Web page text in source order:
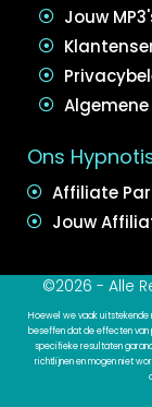
Jouw
Ons
Affiliate
Jouw
©2026 - Alle
Hoewel we vaak uitstekende
beseffen dat de effecten van
specifieke resultaten
richtlijnen en mogen niet